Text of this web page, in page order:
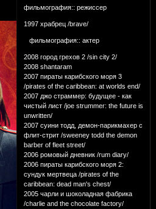
фильмография:: режиссер
1997 храбрец /brave/
фильмография:: актер
2008 город грехов 2 /sin city 2/
2008 shantaram
2007 пираты карибского моря 3
/pirates of the caribbean: at worlds end/
2007 джо страммер: будущее - как
чистый лист /joe strummer: the future is
unwritten/
2007 суини тодд, демон-парикмахер с
флит-стрит /sweeney todd the demon
barber of fleet street/
2006 ромовый дневник /rum diary/
2006 пираты карибского моря 2:
сундук мертвеца /pirates of the
caribbean: dead man's chest/
2005 чарли и шоколадная фабрика
/charlie and the chocolate factory/